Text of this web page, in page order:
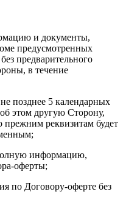
и документы,
предусмотренных
предварительного
в течение
позднее 5 календарных
этом другую Сторону,
прежним реквизитам будет
информацию,
оферты;
по Договору-оферте без